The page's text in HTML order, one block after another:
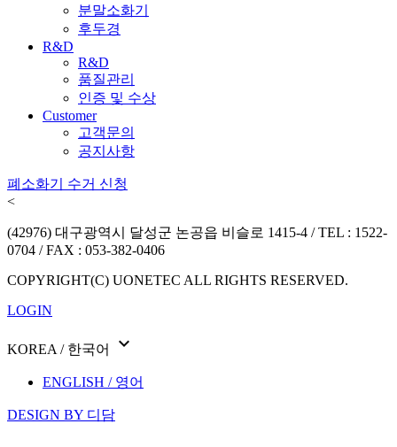
분말소화기
후두경
R&D
R&D
품질관리
인증 및 수상
Customer
고객문의
공지사항
폐소화기 수거 신청
<
(42976) 대구광역시 달성군 논공읍 비슬로 1415-4 / TEL : 1522-
0704 / FAX : 053-382-0406
COPYRIGHT(C) UONETEC ALL RIGHTS RESERVED.
LOGIN
KOREA / 한국어 expand_more
ENGLISH / 영어
DESIGN BY 디담